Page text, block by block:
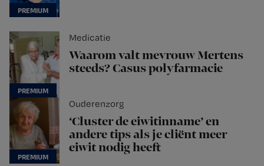
Medicatie
Waarom valt mevrouw Mertens
steeds? Casus polyfarmacie
Ouderenzorg
‘Cluster de eiwitinname’ en
andere tips als je cliënt meer
eiwit nodig heeft